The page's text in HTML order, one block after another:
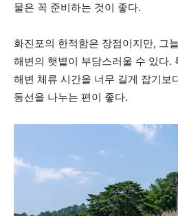
물은 꼭 준비하는 것이 좋다.
화진포의 한적함은 장점이지만, 그
해변의 햇볕이 부담스러울 수 있다.
해변 체류 시간을 너무 길게 잡기보
동선을 나누는 편이 좋다.